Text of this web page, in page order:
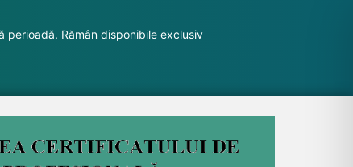
perioadă. Rămân disponibile exclusiv